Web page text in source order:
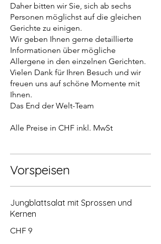
Daher bitten wir Sie, sich ab sechs
Personen möglichst auf die gleichen
Gerichte zu einigen.
Wir geben Ihnen gerne detaillierte
Informationen über mögliche
Allergene in den einzelnen Gerichten.
Vielen Dank für Ihren Besuch und wir
freuen uns auf schöne Momente mit
Ihnen.
Das End der Welt-Team
Alle Preise in CHF inkl. MwSt
Vorspeisen
Jungblattsalat mit Sprossen und
Kernen
CHF 9